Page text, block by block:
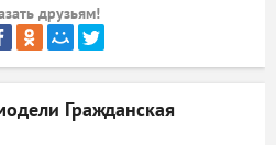
друзьям!
Гражданская